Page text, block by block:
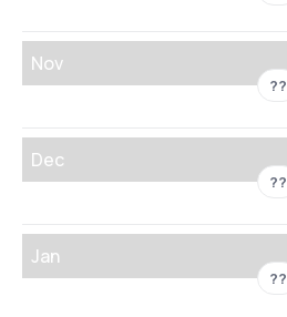
Nov
??
Dec
??
Jan
??